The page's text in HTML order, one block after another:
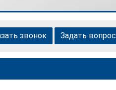
звонок Задать вопрос